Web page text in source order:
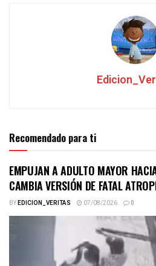
Recomendado para ti
EMPUJAN A ADULTO MAYOR
CAMBIA VERSIÓN DE FATAL
BYEDICION_VERITAS 07/08/2026 0